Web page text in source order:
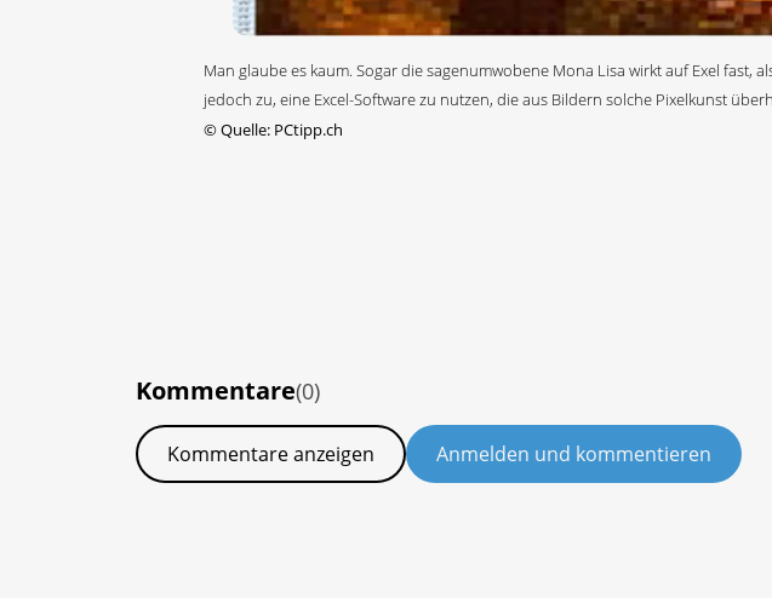
Man glaube es kaum. Sogar die sagenumwobene Mona Lisa wirkt auf Exel fast,
jedoch zu, eine Excel-Software zu nutzen, die aus Bildern solche Pixelkunst
©Quelle: PCtipp.ch
Kommentare(0)
Kommentare anzeigen Anmelden und kommentieren